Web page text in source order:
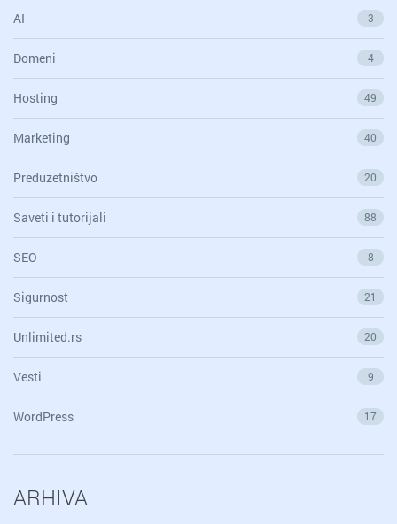
AI 3
Domeni 4
Hosting 49
Marketing 40
Preduzetništvo 20
Saveti i tutorijali 88
SEO 8
Sigurnost 21
Unlimited.rs 20
Vesti 9
WordPress 17
ARHIVA